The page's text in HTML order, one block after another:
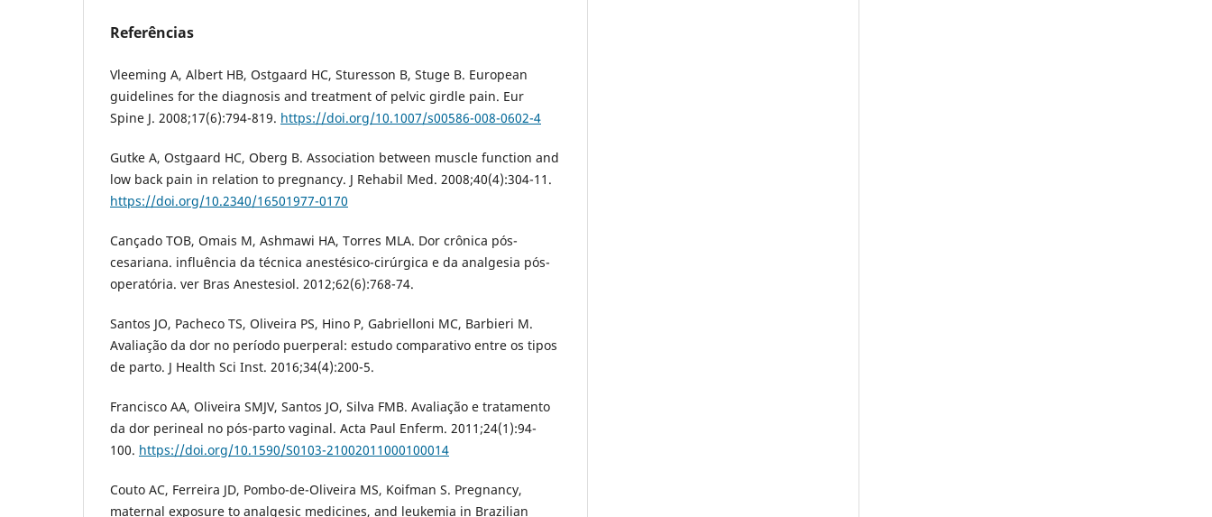
Referências
Vleeming A, Albert HB, Ostgaard HC, Sturesson B, Stuge B. European
guidelines for the diagnosis and treatment of pelvic girdle pain. Eur
Spine J. 2008;17(6):794-819. https://doi.org/10.1007/s00586-008-0602-4
Gutke A, Ostgaard HC, Oberg B. Association between muscle function and
low back pain in relation to pregnancy. J Rehabil Med. 2008;40(4):304-11.
https://doi.org/10.2340/16501977-0170
Cançado TOB, Omais M, Ashmawi HA, Torres MLA. Dor crônica pós-
cesariana. influência da técnica anestésico-cirúrgica e da analgesia pós-
operatória. ver Bras Anestesiol. 2012;62(6):768-74.
Santos JO, Pacheco TS, Oliveira PS, Hino P, Gabrielloni MC, Barbieri M.
Avaliação da dor no período puerperal: estudo comparativo entre os tipos
de parto. J Health Sci Inst. 2016;34(4):200-5.
Francisco AA, Oliveira SMJV, Santos JO, Silva FMB. Avaliação e tratamento
da dor perineal no pós-parto vaginal. Acta Paul Enferm. 2011;24(1):94-
100. https://doi.org/10.1590/S0103-21002011000100014
Couto AC, Ferreira JD, Pombo-de-Oliveira MS, Koifman S. Pregnancy,
maternal exposure to analgesic medicines, and leukemia in Brazilian